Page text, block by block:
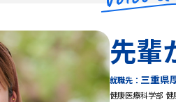
先輩
就職先： 三重県
健康医療科学部 健